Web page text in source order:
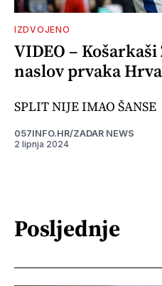
IZDVOJENO
VIDEO –
naslov prvaka
SPLIT NIJE IMAO ŠANSE
057INFO.HR/ZADAR NEWS
2 lipnja 2024
Posljednje